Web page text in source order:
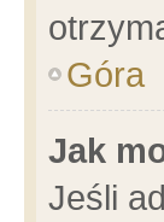
Góra
Jak
Jeśli